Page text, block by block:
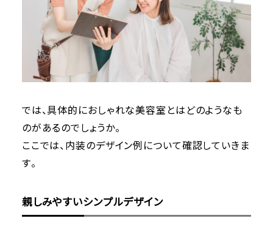
では、具体的におしゃれな美容室とはどのようなも
のがあるのでしょうか。
ここでは、内装のデザイン例について確認していきま
す。
親しみやすいシンプルデザイン